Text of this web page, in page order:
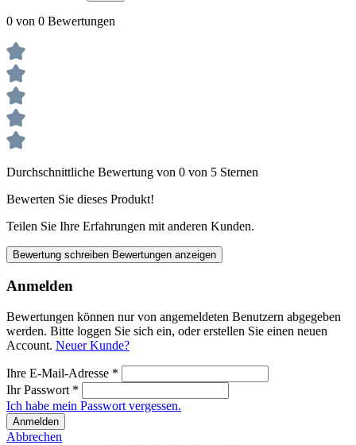
0 von 0 Bewertungen
Durchschnittliche Bewertung von 0 von 5 Sternen
Bewerten Sie dieses Produkt!
Teilen Sie Ihre Erfahrungen mit anderen Kunden.
Bewertung schreiben Bewertungen anzeigen
Anmelden
Bewertungen können nur von angemeldeten Benutzern abgegeben
werden. Bitte loggen Sie sich ein, oder erstellen Sie einen neuen
Account. Neuer Kunde?
Ihre E-Mail-Adresse *
Ihr Passwort *
Ich habe mein Passwort vergessen.
Anmelden
Abbrechen